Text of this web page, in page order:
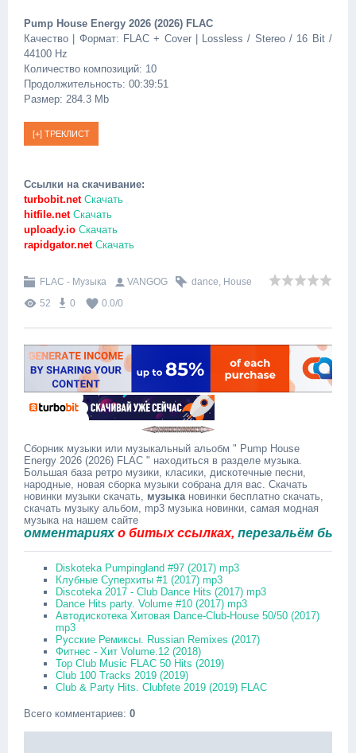
Pump House Energy 2026 (2026) FLAC
Качество | Формат: FLAC + Cover | Lossless / Stereo / 16 Bit /
44100 Hz
Количество композиций: 10
Продолжительность: 00:39:51
Размер: 284.3 Mb
Ссылки на скачивание:
turbobit.netСкачать
hitfile.netСкачать
uploady.io Скачать
rapidgator.netСкачать
FLAC - Музыка VANGOG dance, House
52
0 0.0/0
Сборник музыки или музыкальный альобм " Pump House
Energy 2026 (2026) FLAC " находиться в разделе музыка.
Большая база ретро музики, класики, дискотечные песни,
народные, новая сборка музыки собрана для вас. Скачать
новинки музыки скачать, музыкановинки бесплатно скачать,
скачать музыку альбом, mp3 музыка новинки, самая модная
музыка на нашем сайте
о битых ссылках,перезальём быстро.
Diskoteka Pumpingland #97 (2017) mp3
Клубные Суперхиты #1 (2017) mp3
Discoteka 2017 - Club Dance Hits (2017) mp3
Dance Hits party. Volume #10 (2017) mp3
Автодискотека Хитовая Dance-Club-House 50/50 (2017)
mp3
Русские Ремиксы. Russian Remixes (2017)
Фитнес - Хит Volume.12 (2018)
Top Club Music FLAC 50 Hits (2019)
Club 100 Tracks 2019 (2019)
Club & Party Hits. Clubfete 2019 (2019) FLAC
Всего комментариев: 0